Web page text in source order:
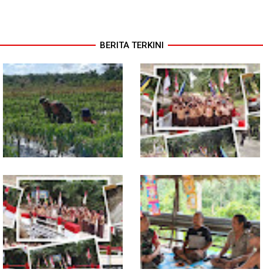
BERITA TERKINI
Babinsa Dampingi Petani
Rawat Cabai, Dukung
Ketahanan Pangan
Tuntas Dibangun, Jembatan
Garuda Perkuat Konektivitas
Teladan Baru–Kuala Kepeng